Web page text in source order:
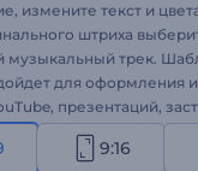
измените текст и
штриха
музыкальный трек.
для оформления
презентаций,
тематику,
9:16